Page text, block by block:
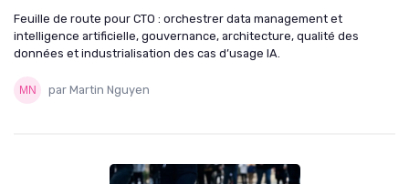
Feuille de route pour CTO : orchestrer data management et
intelligence artificielle, gouvernance, architecture, qualité des
données et industrialisation des cas d’usage IA.
par Martin Nguyen